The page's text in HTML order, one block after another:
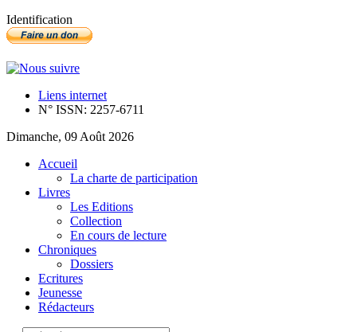
Identification
Liens internet
N° ISSN: 2257-6711
Dimanche, 09 Août 2026
Accueil
La charte de participation
Livres
Les Editions
Collection
En cours de lecture
Chroniques
Dossiers
Ecritures
Jeunesse
Rédacteurs